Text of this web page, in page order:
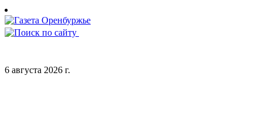
Skip
to
content
6 августа 2026 г.